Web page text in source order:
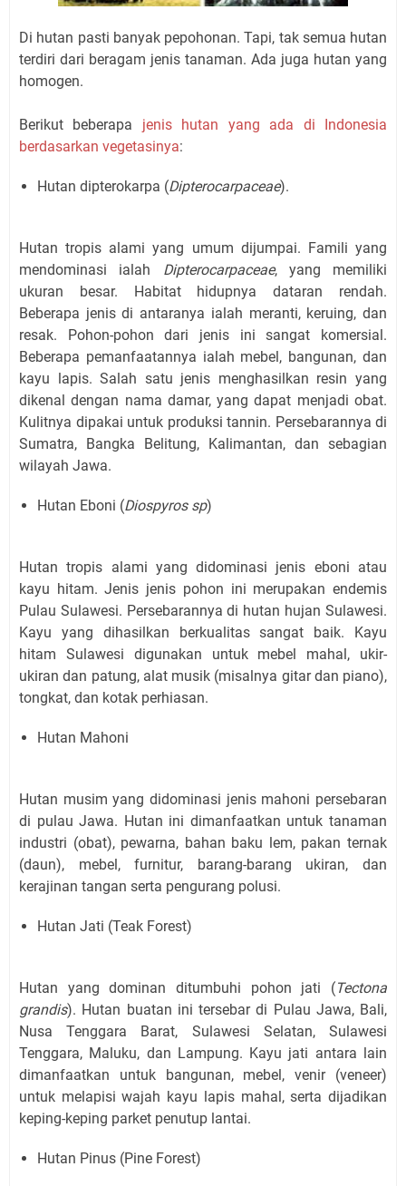
Di hutan pasti banyak pepohonan. Tapi, tak semua hutan
terdiri dari beragam jenis tanaman. Ada juga hutan yang
homogen.
Berikut beberapa jenis hutan yang ada di Indonesia
berdasarkan vegetasinya:
Hutan dipterokarpa (Dipterocarpaceae).
Hutan tropis alami yang umum dijumpai. Famili yang
mendominasi ialah Dipterocarpaceae, yang memiliki
ukuran besar. Habitat hidupnya dataran rendah.
Beberapa jenis di antaranya ialah meranti, keruing, dan
resak. Pohon-pohon dari jenis ini sangat komersial.
Beberapa pemanfaatannya ialah mebel, bangunan, dan
kayu lapis. Salah satu jenis menghasilkan resin yang
dikenal dengan nama damar, yang dapat menjadi obat.
Kulitnya dipakai untuk produksi tannin. Persebarannya di
Sumatra, Bangka Belitung, Kalimantan, dan sebagian
wilayah Jawa.
Hutan Eboni (Diospyros sp)
Hutan tropis alami yang didominasi jenis eboni atau
kayu hitam. Jenis jenis pohon ini merupakan endemis
Pulau Sulawesi. Persebarannya di hutan hujan Sulawesi.
Kayu yang dihasilkan berkualitas sangat baik. Kayu
hitam Sulawesi digunakan untuk mebel mahal, ukir-
ukiran dan patung, alat musik (misalnya gitar dan piano),
tongkat, dan kotak perhiasan.
Hutan Mahoni
Hutan musim yang didominasi jenis mahoni persebaran
di pulau Jawa. Hutan ini dimanfaatkan untuk tanaman
industri (obat), pewarna, bahan baku lem, pakan ternak
(daun), mebel, furnitur, barang-barang ukiran, dan
kerajinan tangan serta pengurang polusi.
Hutan Jati (Teak Forest)
Hutan yang dominan ditumbuhi pohon jati (Tectona
grandis). Hutan buatan ini tersebar di Pulau Jawa, Bali,
Nusa Tenggara Barat, Sulawesi Selatan, Sulawesi
Tenggara, Maluku, dan Lampung. Kayu jati antara lain
dimanfaatkan untuk bangunan, mebel, venir (veneer)
untuk melapisi wajah kayu lapis mahal, serta dijadikan
keping-keping parket penutup lantai.
Hutan Pinus (Pine Forest)